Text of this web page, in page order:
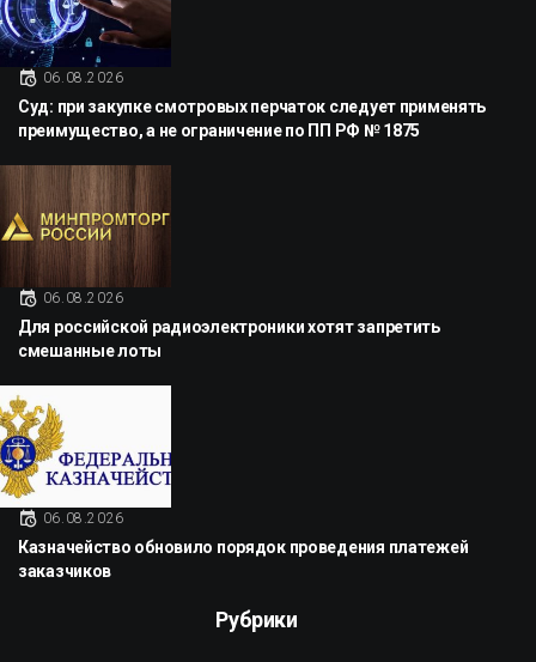
06.08.2026
Суд: при закупке смотровых перчаток следует применять
преимущество, а не ограничение по ПП РФ № 1875
06.08.2026
Для российской радиоэлектроники хотят запретить
смешанные лоты
06.08.2026
Казначейство обновило порядок проведения платежей
заказчиков
Рубрики